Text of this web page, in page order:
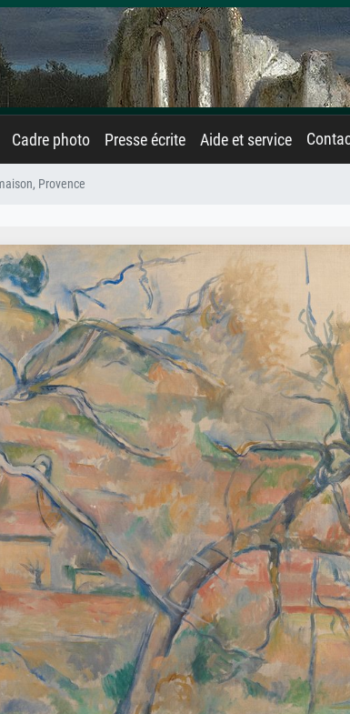
Cadre photo Presse écrite Aide et service
Provence